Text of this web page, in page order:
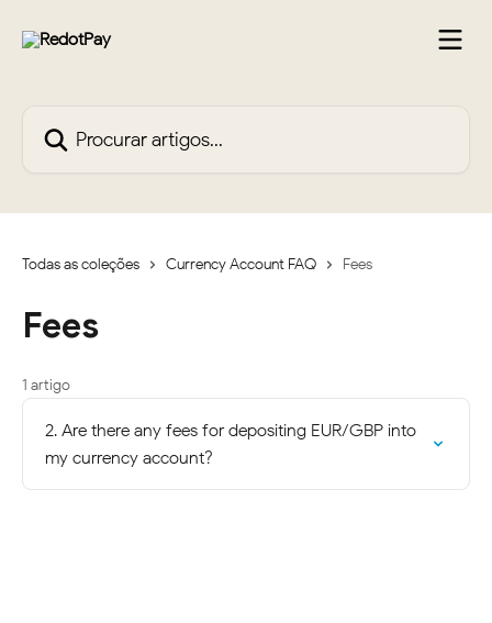
Todas as coleções Currency Account FAQ Fees
Fees
1 artigo
2. Are there any fees for depositing EUR/GBP into
my currency account?